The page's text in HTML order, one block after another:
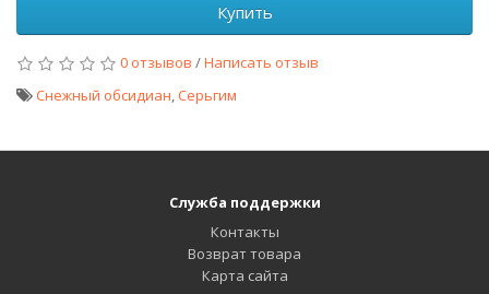
Купить
0 отзывов /Написать отзыв
Снежный обсидиан,Серьгим
Служба поддержки
Контакты
Возврат товара
Карта сайта